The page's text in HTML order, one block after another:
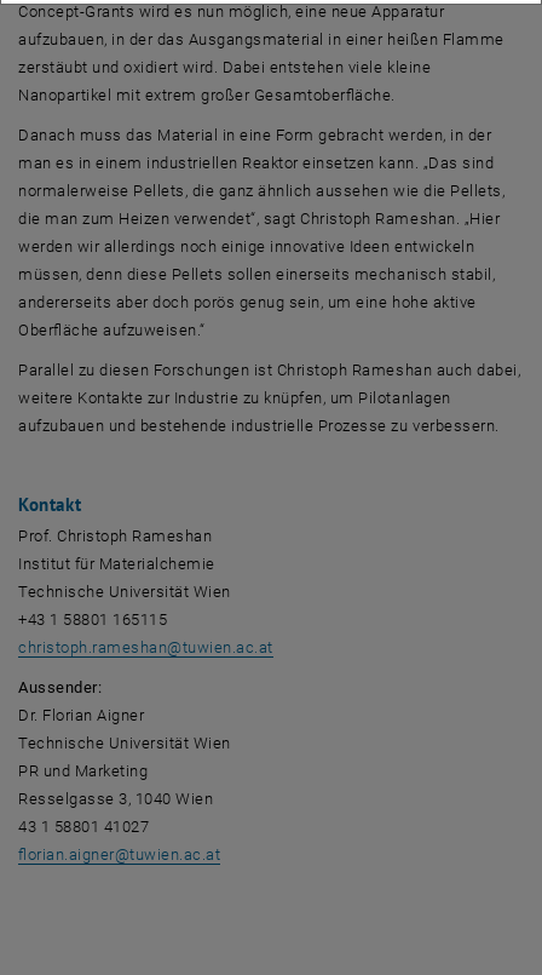
Concept-Grantswird es nun möglich, eine neue Apparatur
aufzubauen, in der das Ausgangsmaterial in einer heißen Flamme
zerstäubt und oxidiert wird. Dabei entstehen viele kleine
Nanopartikel mit extrem großer Gesamtoberfläche.
Danach muss das Material in eine Form gebracht werden, in der
man es in einem industriellen Reaktor einsetzen kann. „Das sind
normalerweise Pellets, die ganz ähnlich aussehen wie die Pellets,
die man zum Heizen verwendet“, sagt Christoph Rameshan. „Hier
werden wir allerdings noch einige innovative Ideen entwickeln
müssen, denn diese Pellets sollen einerseits mechanisch stabil,
andererseits aber doch porös genug sein, um eine hohe aktive
Oberfläche aufzuweisen.“
Parallel zu diesen Forschungen ist Christoph Rameshan auch dabei,
weitere Kontakte zur Industrie zu knüpfen, um Pilotanlagen
aufzubauen und bestehende industrielle Prozesse zu verbessern.
Kontakt
Prof. Christoph Rameshan
Institut für Materialchemie
Technische Universität Wien
+43 1 58801 165115
christoph.rameshan@tuwien.ac.at
Aussender:
Dr. Florian Aigner
Technische Universität Wien
PR und Marketing
Resselgasse 3, 1040 Wien
43 1 58801 41027
florian.aigner@tuwien.ac.at